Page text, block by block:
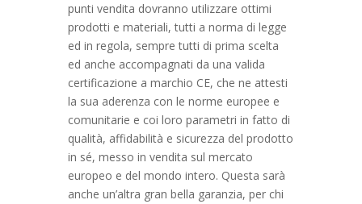
punti vendita dovranno utilizzare ottimi
prodotti e materiali, tutti a norma di legge
ed in regola, sempre tutti di prima scelta
ed anche accompagnati da una valida
certificazione a marchio CE, che ne attesti
la sua aderenza con le norme europee e
comunitarie e coi loro parametri in fatto di
qualità, affidabilità e sicurezza del prodotto
in sé, messo in vendita sul mercato
europeo e del mondo intero. Questa sarà
anche un’altra gran bella garanzia, per chi